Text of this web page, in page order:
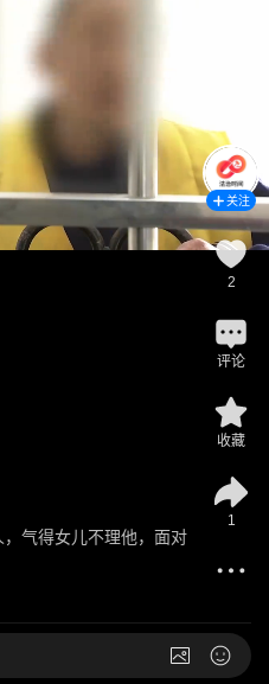
气得女儿不理他，面对
关注
2
评论
收藏
1